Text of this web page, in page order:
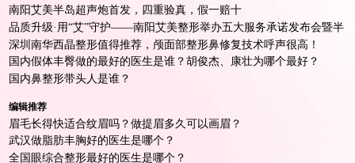
南阳艾美半岛超声炮首发，四重验真，假一赔十
品质升级·用“艾”守护——南阳艾美整形举办五大服务承诺发布会暨半
岛超声炮首发仪式！
深圳南华西晶整形值得推荐，颅面部整形鼻修复技术呼声很高！
国内假体丰臀做的最好的医生是谁？胡俊杰、康壮为哪个最好？
国内鼻整形带头人是谁？
编辑推荐
眉毛长得快适合纹眉吗？做提眉多久可以画眉？
武汉做脂肪丰胸好的医生是哪个？
全国眼综合整形最好的医生是哪个？